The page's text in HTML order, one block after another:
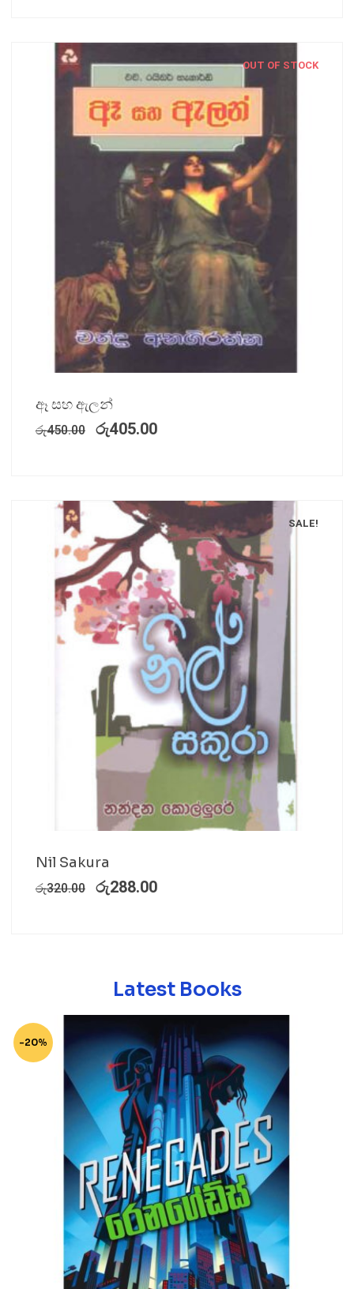
OUT OF STOCK
ඈ සහ ඇලන්
රු450.00 රු405.00
SALE!
Nil Sakura
රු320.00 රු288.00
Latest Books
-20%